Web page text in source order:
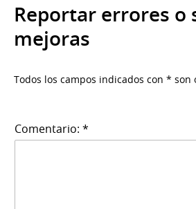
Reportar errores o
mejoras
Todos los campos indicados con * son
Comentario: *